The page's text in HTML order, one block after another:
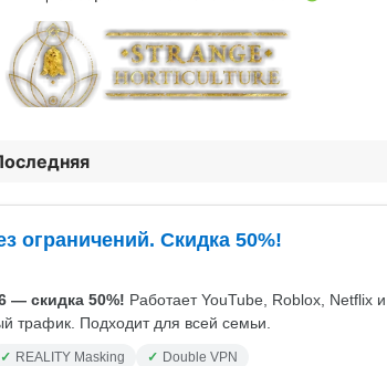
ограничений. Скидка 50%!
— скидка 50%! Работает YouTube, Roblox, Netflix
трафик. Подходит для всей семьи.
REALITY Masking Double VPN